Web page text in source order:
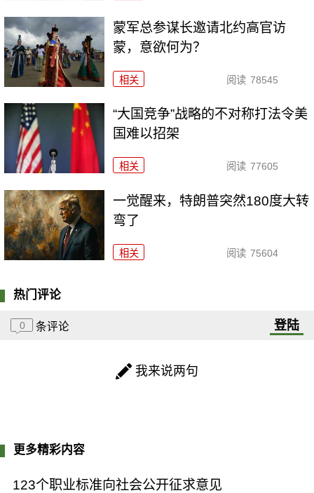
​蒙军总参谋长邀请北约高官访
蒙，意欲何为？
相关 阅读 78545
“大国竞争”战略的不对称打法令美
国难以招架
相关 阅读 77605
一觉醒来，特朗普突然180度大转
弯了
相关 阅读 75604
热门评论
0 条评论 登陆
我来说两句
更多精彩内容
123个职业标准向社会公开征求意见